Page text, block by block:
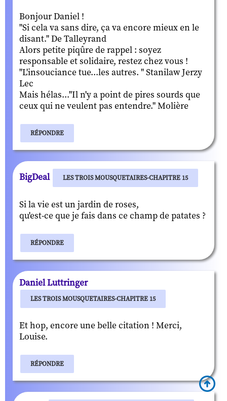
Bonjour Daniel !
"Si cela va sans dire, ça va encore mieux en le
disant." De Talleyrand
Alors petite piqûre de rappel : soyez
responsable et solidaire, restez chez vous !
"L'insouciance tue...les autres. " Stanilaw Jerzy
Lec
Mais hélas..."Il n'y a point de pires sourds que
ceux qui ne veulent pas entendre." Molière
RÉPONDRE
BigDeal LES TROIS MOUSQUETAIRES-CHAPITRE 15
Si la vie est un jardin de roses,
qu'est-ce que je fais dans ce champ de patates ?
RÉPONDRE
Daniel Luttringer
LES TROIS MOUSQUETAIRES-CHAPITRE 15
Et hop, encore une belle citation ! Merci,
Louise.
RÉPONDRE